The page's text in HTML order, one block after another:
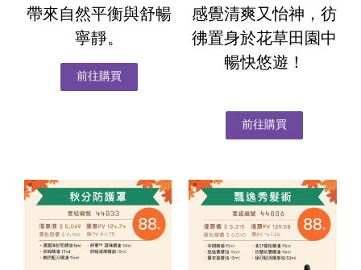
帶來自然平衡與舒暢
寧靜。
前往購買
感覺清爽又怡神，彷
彿置身於花草田園中
暢快悠遊！
前往購買